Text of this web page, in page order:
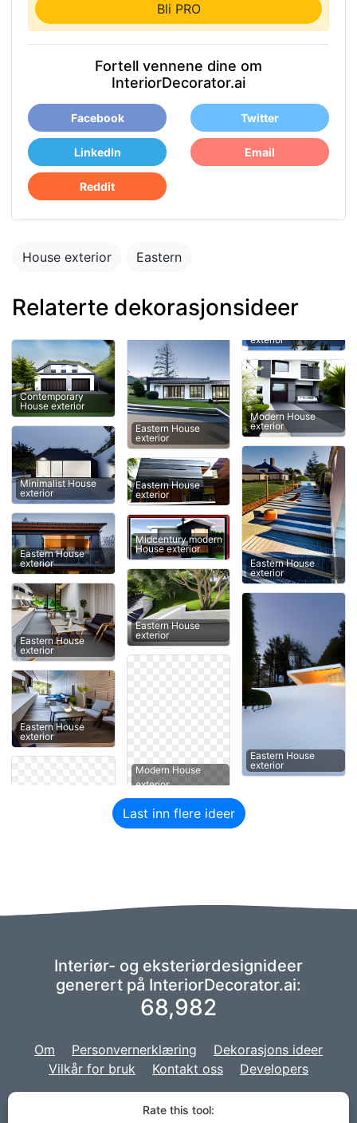
Bli PRO
Fortell vennene dine om
InteriorDecorator.ai
Facebook Twitter
LinkedIn Email
Reddit
House exterior Eastern
Relaterte dekorasjonsideer
Contemporary
House exterior
Minimalist House
exterior
Eastern House
exterior
Eastern House
exterior
Eastern House
exterior
Eastern House
exterior
Eastern House
exterior
Midcentury modern
House exterior
Eastern House
exterior
Modern House
exterior
Modern House
exterior
Eastern House
exterior
Eastern House
exterior
Last inn flere ideer
Interiør- og eksteriørdesignideer
generert på InteriorDecorator.ai:
68,982
Om Personvernerklæring
Dekorasjons ideer
Vilkår for bruk
Kontakt oss Developers
fantasi for å drive vår AI,
Rate this tool: